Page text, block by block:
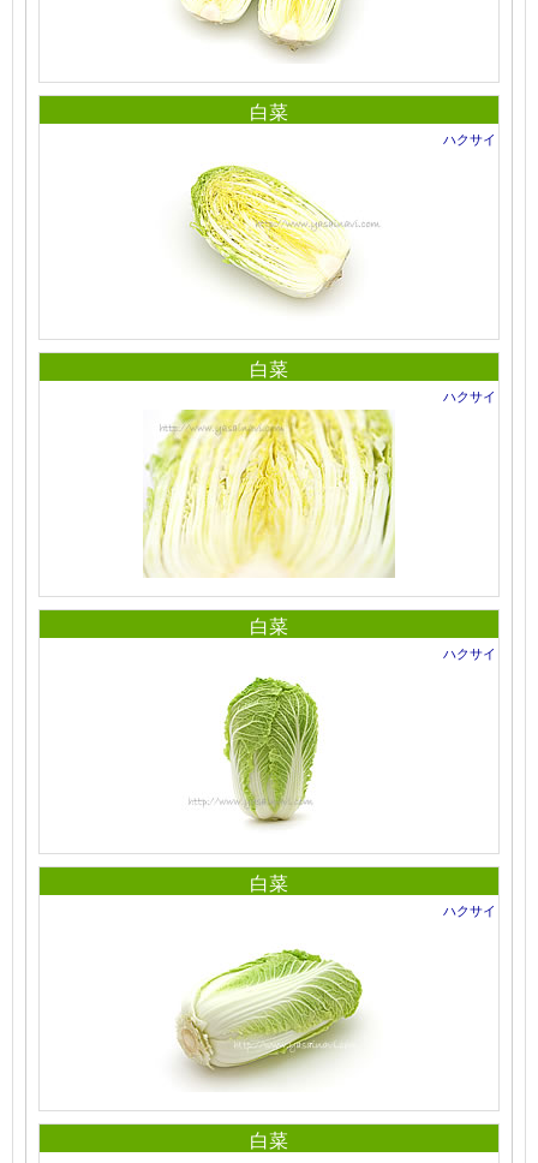
白菜
ハクサイ
白菜
ハクサイ
白菜
ハクサイ
白菜
ハクサイ
白菜